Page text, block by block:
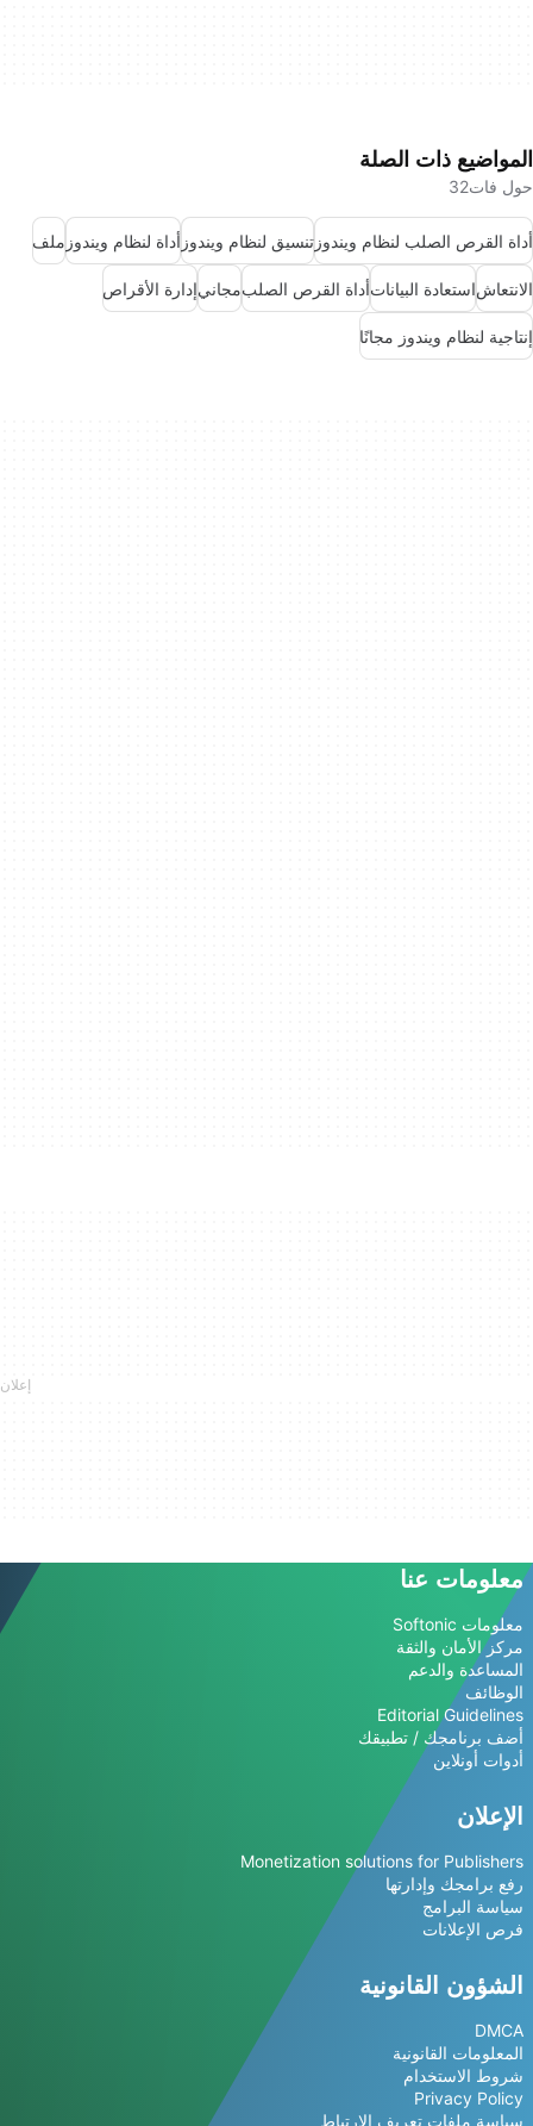
المواضيع ذات الصلة
حول فات32
أداة القرص الصلب لنظام ويندوز تنسيق لنظام ويندوز أداة لنظام ويندوز ملف
الانتعاشاستعادة البياناتأداة القرص الصلبمجانيإدارة الأقراص
إنتاجية لنظام ويندوز مجانًا
معلومات عنا
معلومات Softonic
مركز الأمان والثقة
المساعدة والدعم
الوظائف
Editorial Guidelines
أضف برنامجك / تطبيقك
أدوات أونلاين
الإعلان
Monetization solutions for Publishers
رفع برامجك وإدارتها
سياسة البرامج
فرص الإعلانات
الشؤون القانونية
DMCA
المعلومات القانونية
شروط الاستخدام
Privacy Policy
سياسة ملفات تعريف الارتباط